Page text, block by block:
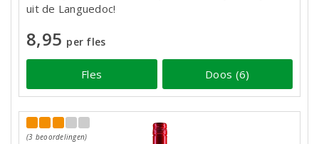
uit de Languedoc!
8,95 per fles
Fles Doos (6)
(3 beoordelingen)